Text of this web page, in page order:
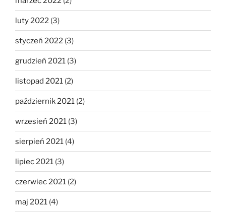
luty 2022 (3)
styczeń 2022 (3)
grudzień 2021 (3)
listopad 2021 (2)
październik 2021 (2)
wrzesień 2021 (3)
sierpień 2021 (4)
lipiec 2021 (3)
czerwiec 2021 (2)
maj 2021 (4)